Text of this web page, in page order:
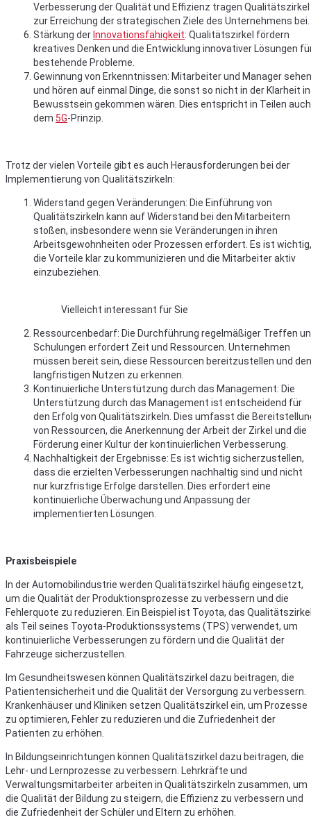
Verbesserung der Qualität und Effizienz tragen Qualitätszirkel
zur Erreichung der strategischen Ziele des Unternehmens bei.
Stärkung der Innovationsfähigkeit: Qualitätszirkel fördern
kreatives Denken und die Entwicklung innovativer Lösungen
bestehende Probleme.
Gewinnung von Erkenntnissen: Mitarbeiter und Manager sehen
und hören auf einmal Dinge, die sonst so nicht in der Klarheit
Bewusstsein gekommen wären. Dies entspricht in Teilen auch
dem 5G-Prinzip.
Trotz der vielen Vorteile gibt es auch Herausforderungen bei der
Implementierung von Qualitätszirkeln:
Widerstand gegen Veränderungen: Die Einführung von
Qualitätszirkeln kann auf Widerstand bei den Mitarbeitern
stoßen, insbesondere wenn sie Veränderungen in ihren
Arbeitsgewohnheiten oder Prozessen erfordert. Es ist wichtig,
die Vorteile klar zu kommunizieren und die Mitarbeiter aktiv
einzubeziehen.
Vielleicht interessant für Sie
Ressourcenbedarf: Die Durchführung regelmäßiger Treffen
Schulungen erfordert Zeit und Ressourcen. Unternehmen
müssen bereit sein, diese Ressourcen bereitzustellen und den
langfristigen Nutzen zu erkennen.
Kontinuierliche Unterstützung durch das Management: Die
Unterstützung durch das Management ist entscheidend für
den Erfolg von Qualitätszirkeln. Dies umfasst die
von Ressourcen, die Anerkennung der Arbeit der Zirkel und die
Förderung einer Kultur der kontinuierlichen Verbesserung.
Nachhaltigkeit der Ergebnisse: Es ist wichtig sicherzustellen,
dass die erzielten Verbesserungen nachhaltig sind und nicht
nur kurzfristige Erfolge darstellen. Dies erfordert eine
kontinuierliche Überwachung und Anpassung der
implementierten Lösungen.
Praxisbeispiele
In der Automobilindustrie werden Qualitätszirkel häufig eingesetzt,
um die Qualität der Produktionsprozesse zu verbessern und die
Fehlerquote zu reduzieren. Ein Beispiel ist Toyota, das
als Teil seines Toyota-Produktionssystems (TPS) verwendet, um
kontinuierliche Verbesserungen zu fördern und die Qualität der
Fahrzeuge sicherzustellen.
Im Gesundheitswesen können Qualitätszirkel dazu beitragen, die
Patientensicherheit und die Qualität der Versorgung zu verbessern.
Krankenhäuser und Kliniken setzen Qualitätszirkel ein, um Prozesse
zu optimieren, Fehler zu reduzieren und die Zufriedenheit der
Patienten zu erhöhen.
In Bildungseinrichtungen können Qualitätszirkel dazu beitragen, die
Lehr- und Lernprozesse zu verbessern. Lehrkräfte und
Verwaltungsmitarbeiter arbeiten in Qualitätszirkeln zusammen, um
die Qualität der Bildung zu steigern, die Effizienz zu verbessern und
die Zufriedenheit der Schüler und Eltern zu erhöhen.